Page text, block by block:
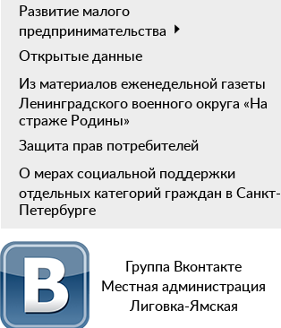
Развитие малого
предпринимательства
Открытые данные
Из материалов еженедельной газеты
Ленинградского военного округа «На
страже Родины»
Защита прав потребителей
О мерах социальной поддержки
отдельных категорий граждан в Санкт-
Петербурге
Группа Вконтакте
Местная администрация
Лиговка-Ямская